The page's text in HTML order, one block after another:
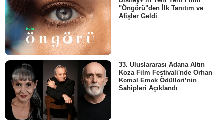
"Öngörü"den İlk Tanıtım ve
Afişler Geldi
33. Uluslararası Adana Altın
Koza Film Festivali'nde Orhan
Kemal Emek Ödülleri’nin
Sahipleri Açıklandı